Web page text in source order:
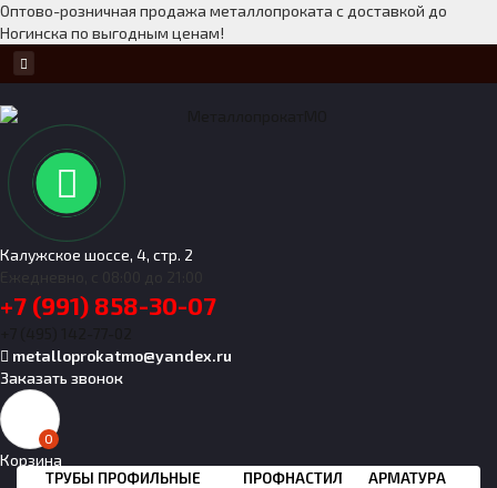
Оптово-розничная продажа металлопроката с доставкой до
Ногинска по выгодным ценам!
Калужское шоссе, 4, стр. 2
+7 (991) 858-30-07
metalloprokatmo@yandex.ru
Заказать звонок
0
Корзина
ТРУБЫ ПРОФИЛЬНЫЕ ПРОФНАСТИЛ
АРМАТУРА